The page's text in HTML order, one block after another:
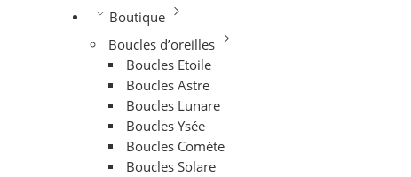
Boutique
Boucles d’oreilles
Boucles Etoile
Boucles Astre
Boucles Lunare
Boucles Ysée
Boucles Comète
Boucles Solare